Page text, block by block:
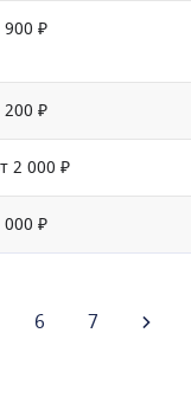
900 ₽
200 ₽
2 000 ₽
000 ₽
6 7